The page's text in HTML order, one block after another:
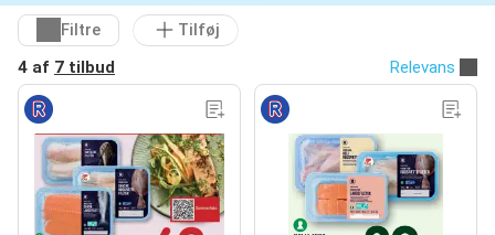
Filtre
Tilføj
4 af 7 tilbud Relevans